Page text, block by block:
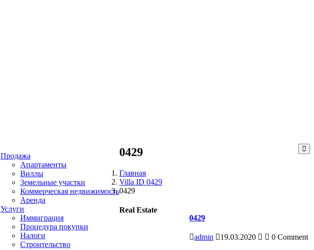
Продажа
Апартаменты
Виллы
Земельные участки
Коммерческая недвижимость
Аренда
Услуги
Иммиграция
Процедура покупки
Налоги
Строительство
0429
Главная
Villa ID 0429
0429
0429
admin 19.03.2020 0 Comment
Real Estate